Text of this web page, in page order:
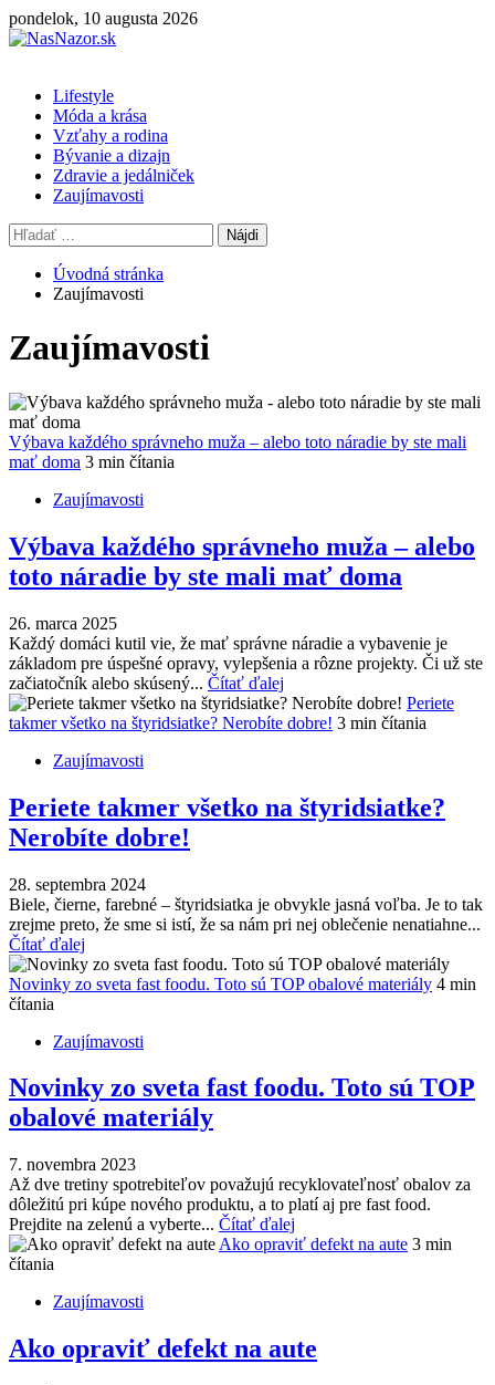
Skip
to
pondelok, 10 augusta 2026
Primary
Menu
Lifestyle
Móda a krása
Vzťahy a rodina
Bývanie a dizajn
Zdravie a jedálniček
Zaujímavosti
Hľadať:
Úvodná stránka
Zaujímavosti
Zaujímavosti
Výbava každého správneho muža – alebo toto náradie by ste mali
mať doma 3 min čítania
Zaujímavosti
Výbava každého správneho muža – alebo
toto náradie by ste mali mať doma
26. marca 2025
Každý domáci kutil vie, že mať správne náradie a vybavenie je
základom pre úspešné opravy, vylepšenia a rôzne projekty. Či už ste
začiatočník alebo skúsený... Čítať ďalej
Periete
takmer všetko na štyridsiatke? Nerobíte dobre! 3 min čítania
Zaujímavosti
Periete takmer všetko na štyridsiatke?
Nerobíte dobre!
28. septembra 2024
Biele, čierne, farebné – štyridsiatka je obvykle jasná voľba. Je to tak
zrejme preto, že sme si istí, že sa nám pri nej oblečenie nenatiahne...
Čítať ďalej
Novinky zo sveta fast foodu. Toto sú TOP obalové materiály 4 min
čítania
Zaujímavosti
Novinky zo sveta fast foodu. Toto sú TOP
obalové materiály
7. novembra 2023
Až dve tretiny spotrebiteľov považujú recyklovateľnosť obalov za
dôležitú pri kúpe nového produktu, a to platí aj pre fast food.
Prejdite na zelenú a vyberte... Čítať ďalej
Ako opraviť defekt na aute 3 min
čítania
Zaujímavosti
Ako opraviť defekt na aute